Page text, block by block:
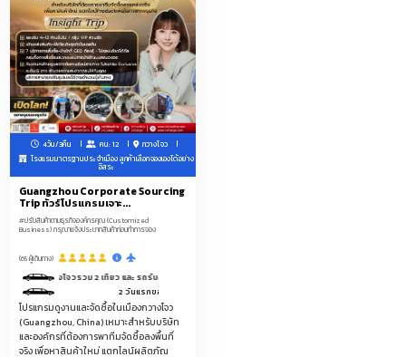
โทรศัพท์มือถือ คอมพิวเตอร์ อุปกรณ์แคมปิ้ง
อุปกรณ์แต่งร้าน-ราวแขวน-หุ่น--ป้ายtagแบรนด์เสื้อผ้า-แพคเกจจิ้ง-ถุง
ผ้าม้วน ของใช้ของเล่นเด็ก ทัวร์ดูงานสัมมนาที่จีน
รับจัดโปรแกรมดูตลาดโรงงานจีนเริ่ม2-50ท่าน
Hirono, LiLiOS, SKULLPANDA, Teletubbies, molly, labubu, Crybabe,
POPMART, Popbeans
โกดังลับARTTOY (ขายถูกกว่าช้อป)
เพชรแท้+เพชรแล๊บ-เพชรLAB-CVD-เพชรโมซาไนต์-โมอีส+เพชรจิว
สิ่งทอสำหรับใช้ในบ้าน พรมและผ้าทอ เสื้อผ้าผู้ชายและผู้หญิง ชุดชั้นใน ชุดกีฬาและ
ชุดลำลอง ขนสัตว์ หนัง ขนเป็ดและผลิตภัณฑ์ที่เกี่ยวข้อง เครื่องประดับและอุปกรณ์
ตกแต่งแฟชั่น วัตถุดิบและผ้าสิ่งทอ รองเท้า กระเป๋าและกระเป๋า อาหาร
ผลิตภัณฑ์กีฬา การเดินทางและสันทนาการ ยา ผลิตภัณฑ์เพื่อสุขภาพและอุปกรณ์
การแพทย์ ผลิตภัณฑ์และอาหารสำหรับสัตว์เลี้ยง เครื่องใช้ในห้องน้ำ ผลิตภัณฑ์ดูแล
4วัน/3คืน คน: 12
กวางโจว
โรงแรมมาตรฐานประจำเมือง ลูกค้าเลือกจองเองได้อย่าง
อิสระ
Guangzhou Corporate Sourcing
Trip ทัวร์โปรแกรมเจาะ...
#ปรับสินค้าตามธุรกิจองค์กรคุณ (Customized
Business) กรุณาแจ้งประเภทสินค้าก่อนทำการจอง
(65 ผู้เดินทาง)
5ดาวกวางโจวรวม 2 เที่ยว และ รถรับส่งระหว่างวันตามโปรแกรมที่กำหนด
2 วันแรกของการดีลงานมีคนขับรถรับ-ส่งบริการ 1 วัน 9.00-18.00 น.
โปรแกรมดูงานและจัดซื้อในเมืองกวางโจว
(Guangzhou, China) เหมาะสำหรับบริษัท
และองค์กรที่ต้องการพาทีมจัดซื้อลงพื้นที่
จริง เพื่อหาสินค้าใหม่ แตกไลน์ผลิตภัณ